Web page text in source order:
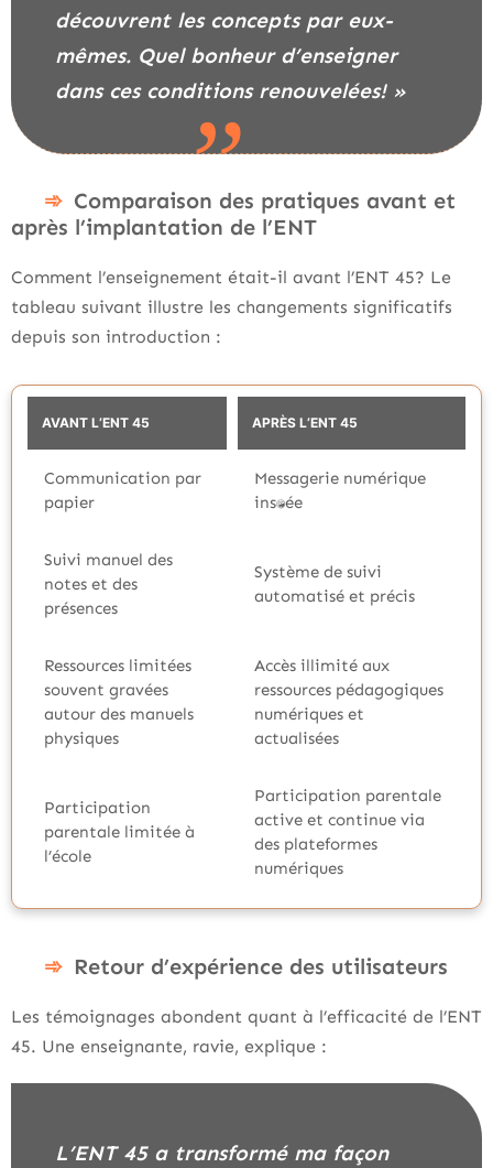
découvrent les concepts par eux-
mêmes. Quel bonheur d’enseigner
dans ces conditions renouvelées! »
Comparaison des pratiques avant et
après l’implantation de l’ENT
Comment l’enseignement était-il avant l’ENT 45? Le
tableau suivant illustre les changements significatifs
depuis son introduction :
AVANT L’ENT 45 APRÈS L’ENT 45
Communication par
papier
Messagerie numérique
instantanée
Suivi manuel des
notes et des
présences
Système de suivi
automatisé et précis
Ressources limitées
souvent gravées
autour des manuels
physiques
Accès illimité aux
ressources pédagogiques
numériques et
actualisées
Participation
parentale limitée à
l’école
Participation parentale
active et continue via
des plateformes
numériques
Retour d’expérience des utilisateurs
Les témoignages abondent quant à l’efficacité de l’ENT
45. Une enseignante, ravie, explique :
L’ENT 45 a transformé ma façon